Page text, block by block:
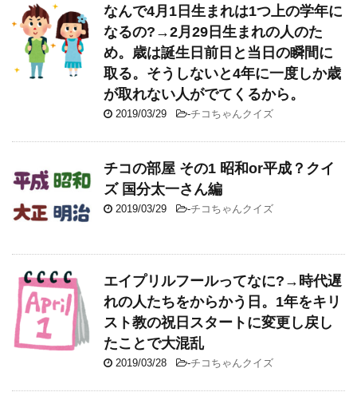
なんで4月1日生まれは1つ上の学年に
なるの?→2月29日生まれの人のた
め。歳は誕生日前日と当日の瞬間に
取る。そうしないと4年に一度しか歳
が取れない人がでてくるから。
2019/03/29 -チコちゃんクイズ
チコの部屋 その1 昭和or平成？クイ
ズ 国分太一さん編
2019/03/29 -チコちゃんクイズ
エイプリルフールってなに?→時代遅
れの人たちをからかう日。1年をキリ
スト教の祝日スタートに変更し戻し
たことで大混乱
2019/03/28 -チコちゃんクイズ